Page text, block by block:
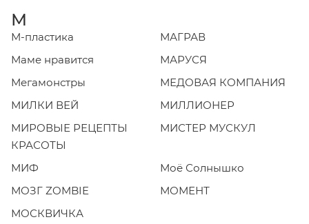
М
М-пластика
МАГРАВ
Маме нравится
МАРУСЯ
Мегамонстры
МЕДОВАЯ КОМПАНИЯ
МИЛКИ ВЕЙ
МИЛЛИОНЕР
МИРОВЫЕ РЕЦЕПТЫ
КРАСОТЫ
МИСТЕР МУСКУЛ
МИФ
Моё Солнышко
МОЗГ ZOMBIE
МОМЕНТ
МОСКВИЧКА